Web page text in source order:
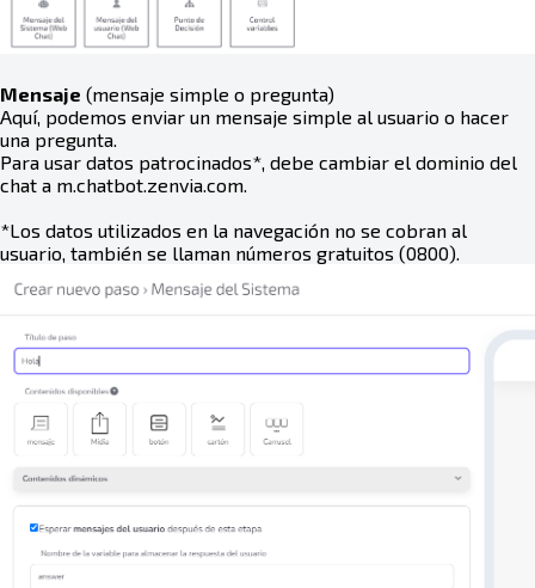
Mensaje (mensaje simple o pregunta)
Aquí, podemos enviar un mensaje simple al usuario o hacer
una pregunta.
Para usar datos patrocinados*, debe cambiar el dominio del
chat a m.chatbot.zenvia.com.
*Los datos utilizados en la navegación no se cobran al
usuario, también se llaman números gratuitos (0800).